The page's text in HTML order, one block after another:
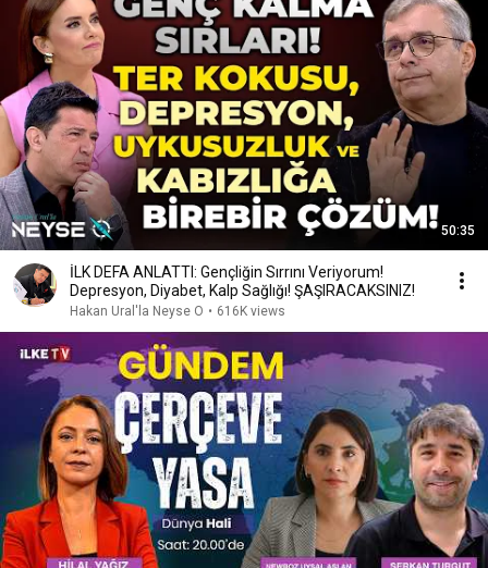
50:35
İLK DEFA ANLATTI: Gençliğin Sırrını Veriyorum!
Depresyon, Diyabet, Kalp Sağlığı! ŞAŞIRACAKSINIZ!
Hakan Ural'la Neyse O • 616K views